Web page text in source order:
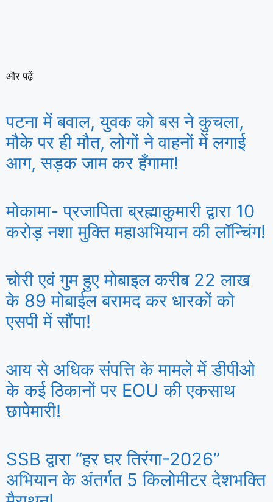
और पढ़ें
पटना में बवाल, युवक को बस ने कुचला,
मौके पर ही मौत, लोगों ने वाहनों में लगाई
आग, सड़क जाम कर हँगामा!
मोकामा- प्रजापिता ब्रह्माकुमारी द्वारा 10
करोड़ नशा मुक्ति महाअभियान की लॉन्चिंग!
चोरी एवं गुम हुए मोबाइल करीब 22 लाख
के 89 मोबाईल बरामद कर धारकों को
एसपी में सौंपा!
आय से अधिक संपत्ति के मामले में डीपीओ
के कई ठिकानों पर EOU की एकसाथ
छापेमारी!
SSB द्वारा “हर घर तिरंगा-2026”
अभियान के अंतर्गत 5 किलोमीटर देशभक्ति